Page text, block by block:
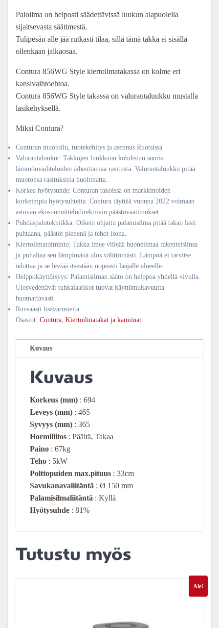
Paloilma on helposti säädettävissä luukun alapuolella
sijaitsevasta säätimestä.
Tulipesän alle jää rutkasti tilaa, sillä tämä takka ei sisällä
ollenkaan jalkaosaa.
Contura 856WG Style kiertoilmatakassa on kolme eri
kansivaihtoehtoa.
Contura 856WG Style takassa on valurautaluukku mustalla
lasikehyksellä.
Miksi Contura?
Conturan muotoilu, tuotekehitys ja asennus Ruotsissa
Valurautaluukut: Takkojen luukkuun kohdistuu suuria
lämmönvaihteluiden aiheuttamaa rasitusta. Valurautaluukku pitää
muotonsa rasituksista huolimatta.
Korkea hyötysuhde: Conturan takoissa on markkinoiden
korkeimpia hyötysuhteita. Contura täyttää vuonna 2022 voimaan
astuvan ekosuunnitteludirektiivin päästövaatimukset.
Puhdaspalotekniikka: Oikein ohjattu palamisilma pitää takan lasit
puhtaana, päästöt pienenä ja tehot isona.
Kiertoilmatoiminto: Takka imee viileää huoneilmaa rakenteisiinsa
ja puhaltaa sen lämpimänä ulos välittömästi. Lämpöä ei tarvitse
odottaa ja se leviää itsestään nopeasti laajalle alueelle.
Helppokäyttöisyys: Palamisilman säätö on helppoa yhdellä vivulla.
Ulosvedettävät tuhkalaatikot tuovat käyttömukavuutta
huomattavasti
Runsaasti lisävarusteita
Osastot: Contura Kiertoilmatakat ja kamiinat
Kuvaus
Kuvaus
Korkeus (mm) : 694
Leveys (mm) : 465
Syvyys (mm) : 365
Hormiliitos : Päältä, Takaa
Paino : 67kg
Teho : 5kW
Polttopuiden max.pituus : 33cm
Savukanavaliitäntä : Ø 150 mm
Palamisilmaliitäntä : Kyllä
Hyötysuhde : 81%
Tutustu myös
Ale!